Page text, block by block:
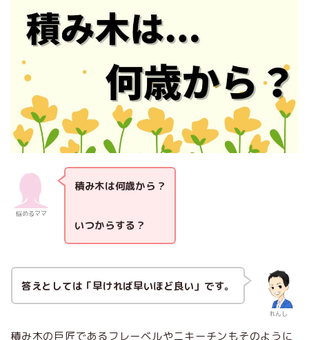
悩めるママ
積み木は何歳から？
いつからする？
れんし
答えとしては「早ければ早いほど良い」です。
積み木の巨匠であるフレーベルやニキーチンもそのように